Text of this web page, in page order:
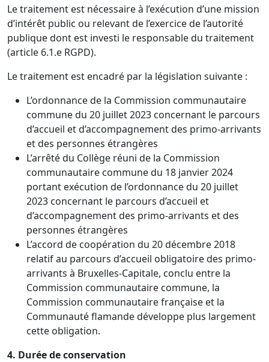
Le traitement est nécessaire à l’exécution d’une mission
d’intérêt public ou relevant de l’exercice de l’autorité
publique dont est investi le responsable du traitement
(article 6.1.e RGPD).
Le traitement est encadré par la législation suivante :
L’ordonnance de la Commission communautaire
commune du 20 juillet 2023 concernant le parcours
d’accueil et d’accompagnement des primo-arrivants
et des personnes étrangères
L’arrêté du Collège réuni de la Commission
communautaire commune du 18 janvier 2024
portant exécution de l’ordonnance du 20 juillet
2023 concernant le parcours d’accueil et
d’accompagnement des primo-arrivants et des
personnes étrangères
L’accord de coopération du 20 décembre 2018
relatif au parcours d’accueil obligatoire des primo-
arrivants à Bruxelles-Capitale, conclu entre la
Commission communautaire commune, la
Commission communautaire française et la
Communauté flamande développe plus largement
cette obligation.
4. Durée de conservation